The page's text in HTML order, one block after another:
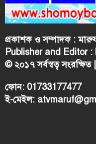
প্রকাশক ও সম্পাদক :
Publisher and Editor
© ২০১৭ সর্বস্বত্ব
ফোন: 01733177477
ই-মেইল: